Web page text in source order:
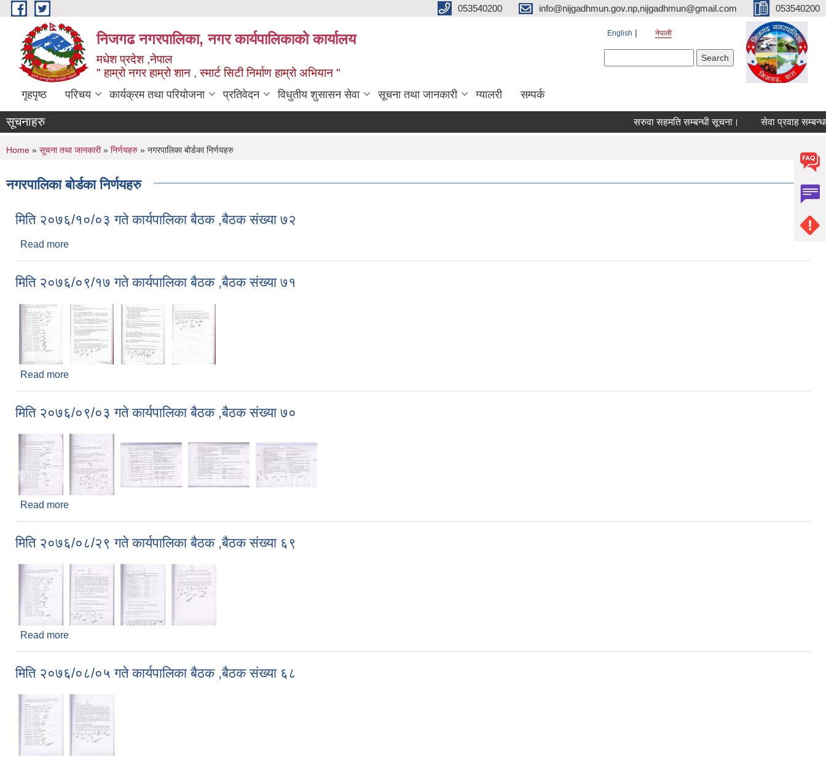
Skip to main content 053540200 info@nijgadhmun.gov.np,nijgadhmun@gmail.com 053540200
निजगढ नगरपालिका, नगर कार्यपालिकाको कार्यालय
मधेश प्रदेश ,नेपाल
" हाम्रो नगर हाम्रो शान , स्मार्ट सिटी निर्माण हाम्रो अभियान "
English नेपाली
गृहपृष्ठ परिचय कार्यक्रम तथा परियोजना प्रतिवेदन विधुतीय शुसासन सेवा सूचना तथा जानकारी ग्यालरी सम्पर्क
सूचनाहरु सरुवा सहमति सम्बन्धी सूचना। सेवा प्रवाह सम्बन्धमा।
You are here
Home » सूचना तथा जानकारी» निर्णयहरु » नगरपालिका बोर्डका निर्णयहरु
नगरपालिका बोर्डका निर्णयहरु
मिति २०७६/१०/०३ गते कार्यपालिका बैठक ,बैठक संख्या ७२
Read more
मिति २०७६/०९/१७ गते कार्यपालिका बैठक ,बैठक संख्या ७१
Read more
मिति २०७६/०९/०३ गते कार्यपालिका बैठक ,बैठक संख्या ७०
Read more
मिति २०७६/०८/२९ गते कार्यपालिका बैठक ,बैठक संख्या ६९
Read more
मिति २०७६/०८/०५ गते कार्यपालिका बैठक ,बैठक संख्या ६८